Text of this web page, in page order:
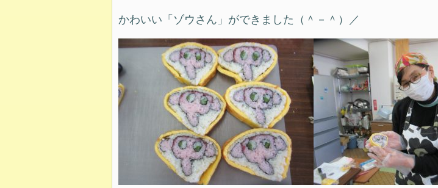
かわいい「ゾウさん」ができました（＾－＾）／